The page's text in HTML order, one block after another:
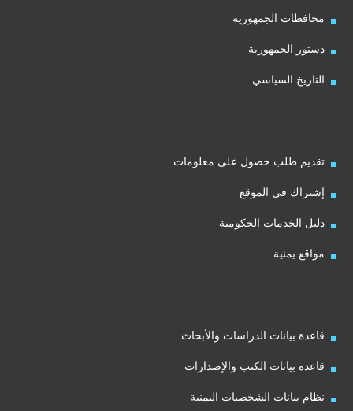
محافظات الجمهورية
دستور الجمهورية
التاريخ السياسي
تقديم طلب حصول على معلومات
إشتراك في الموقع
دليل الخدمات الحكومية
مواقع يمنية
قاعدة بيانات الدراسات والأبحاث
قاعدة بيانات الكتب والإصدارات
نظام بيانات الشخصيات اليمنية